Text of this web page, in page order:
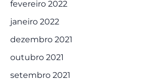
fevereiro 2022
janeiro 2022
dezembro 2021
outubro 2021
setembro 2021